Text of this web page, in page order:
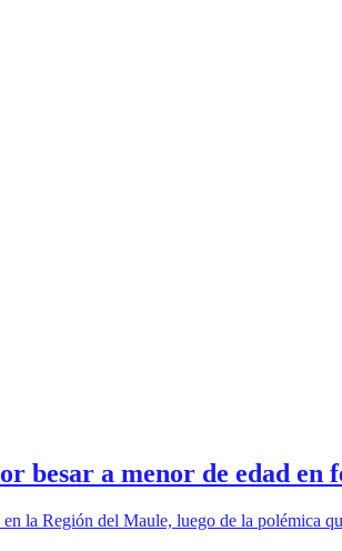
besar a menor de edad en
la Región del Maule, luego de la polémica